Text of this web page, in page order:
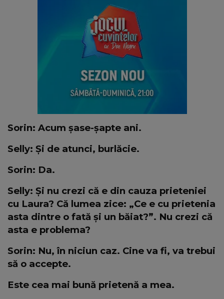
Sorin: Acum șase-șapte ani.
Selly: Și de atunci, burlăcie.
Sorin: Da.
Selly: Și nu crezi că e din cauza prieteniei
cu Laura? Că lumea zice: „Ce e cu prietenia
asta dintre o fată și un băiat?”. Nu crezi că
asta e problema?
Sorin: Nu, în niciun caz. Cine va fi, va trebui
să o accepte.
Este cea mai bună prietenă a mea.